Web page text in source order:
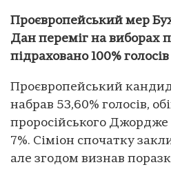
Проєвропейський мер
Дан переміг на виборах
підраховано 100% голосів
Проєвропейський
набрав 53,60% голосів,
проросійського Джордже
7%. Сіміон спочатку
але згодом визнав